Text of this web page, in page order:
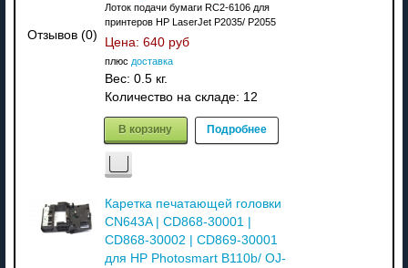
Отзывов (0)
Лоток подачи бумаги RC2-6106 для
принтеров HP LaserJet P2035/ P2055
Цена: 640 руб
плюс доставка
Вес: 0.5 кг.
Количество на складе: 12
В корзину Подробнее
Каретка печатающей головки
CN643A | CD868-30001 |
CD868-30002 | CD869-30001
для HP Photosmart B110b/ OJ-